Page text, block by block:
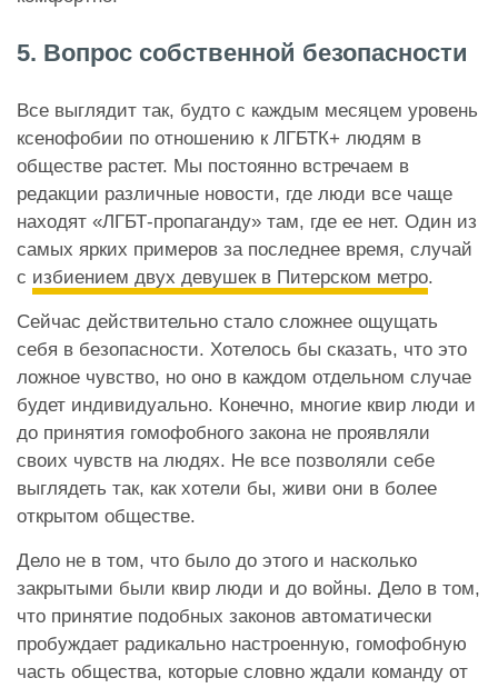
5. Вопрос собственной безопасности
Все выглядит так, будто с каждым месяцем уровень
ксенофобии по отношению к ЛГБТК+ людям в
обществе растет. Мы постоянно встречаем в
редакции различные новости, где люди все чаще
находят «ЛГБТ-пропаганду» там, где ее нет. Один из
самых ярких примеров за последнее время, случай
с избиением двух девушек в Питерском метро.
Сейчас действительно стало сложнее ощущать
себя в безопасности. Хотелось бы сказать, что это
ложное чувство, но оно в каждом отдельном случае
будет индивидуально. Конечно, многие квир люди и
до принятия гомофобного закона не проявляли
своих чувств на людях. Не все позволяли себе
выглядеть так, как хотели бы, живи они в более
открытом обществе.
Дело не в том, что было до этого и насколько
закрытыми были квир люди и до войны. Дело в том,
что принятие подобных законов автоматически
пробуждает радикально настроенную, гомофобную
часть общества, которые словно ждали команду от